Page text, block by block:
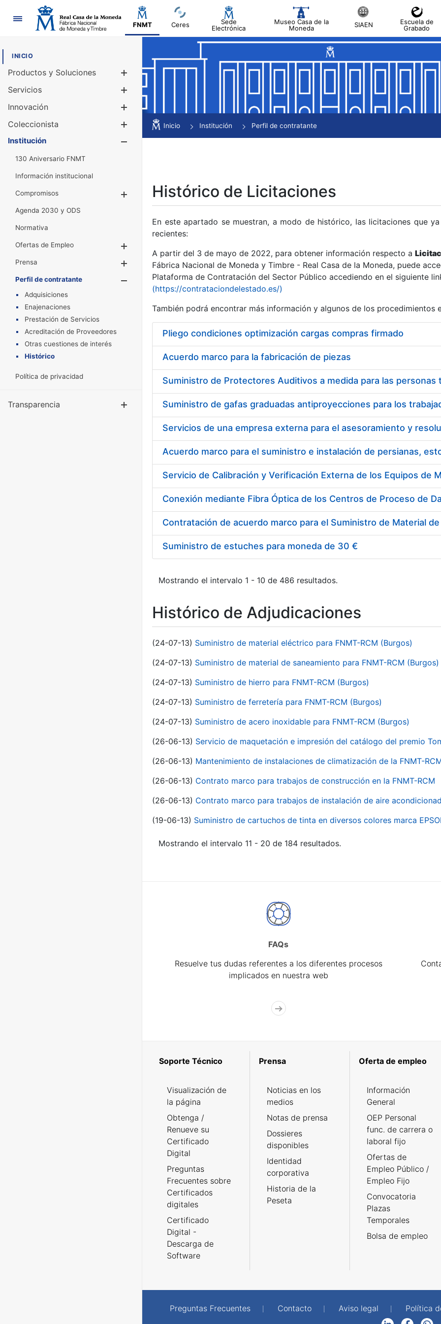
Navegación
FNMT Ceres
Sede
Electrónica
Museo Casa de la
Moneda
SIAEN
Escuela de
Grabado
INICIO
Productos y Soluciones
Mostrar/Ocultar
Servicios
Innovación
Coleccionista
Mostrar/Ocultar
Institución
130 Aniversario FNMT
Información institucional
Compromisos
Mostrar/Ocultar
Agenda 2030 y ODS
Normativa
Ofertas de Empleo
Prensa
Mostrar/Ocultar
Perfil de contratante
Mostrar/Ocultar
Adquisiciones
Enajenaciones
Prestación de Servicios
Acreditación de Proveedores
Otras cuestiones de interés
Histórico
Política de privacidad
Transparencia Mostrar/Ocultar
Inicio Institución Perfil de contratante
Histórico de Licitaciones
En este apartado se muestran, a modo de histórico, las licitaciones que
recientes:
A partir del 3 de mayo de 2022, para obtener información respecto a
Fábrica Nacional de Moneda y Timbre - Real Casa de la Moneda, puede
Plataforma de Contratación del Sector Público accediendo en el siguiente
(https://contrataciondelestado.es/)
También podrá encontrar más información y algunos de los procedimientos
Pliego condiciones optimización cargas compras firmado
Acuerdo marco para la fabricación de piezas
Acuerdo marco para el suministro e instalación de persianas,
Suministro de estuches para moneda de 30 €
Mostrando el intervalo 1 - 10 de 486 resultados.
Histórico de Adjudicaciones
(24-07-13) Suministro de material eléctrico para FNMT-RCM (Burgos)
(24-07-13) Suministro de material de saneamiento para FNMT-RCM (Burgos)
(24-07-13) Suministro de hierro para FNMT-RCM (Burgos)
(24-07-13) Suministro de ferretería para FNMT-RCM (Burgos)
(24-07-13) Suministro de acero inoxidable para FNMT-RCM (Burgos)
(26-06-13) Servicio de maquetación e impresión del catálogo del premio
(26-06-13) Mantenimiento de instalaciones de climatización de la FNMT-
(26-06-13) Contrato marco para trabajos de construcción en la FNMT-RCM
(26-06-13) Contrato marco para trabajos de instalación de aire
(19-06-13) Suministro de cartuchos de tinta en diversos colores marca
Mostrando el intervalo 11 - 20 de 184 resultados.
FAQs
Resuelve tus dudas referentes a los diferentes procesos
implicados en nuestra web
Soporte Técnico
Visualización de
la página
Obtenga /
Renueve su
Certificado
Digital
Preguntas
Frecuentes sobre
Certificados
digitales
Certificado
Digital -
Descarga de
Software
Prensa
Noticias en los
medios
Notas de prensa
Dossieres
disponibles
Identidad
corporativa
Historia de la
Peseta
Oferta de empleo
Información
General
OEP Personal
func. de carrera o
laboral fijo
Ofertas de
Empleo Público /
Empleo Fijo
Convocatoria
Plazas
Temporales
Bolsa de empleo
Preguntas Frecuentes Contacto Aviso legal Política